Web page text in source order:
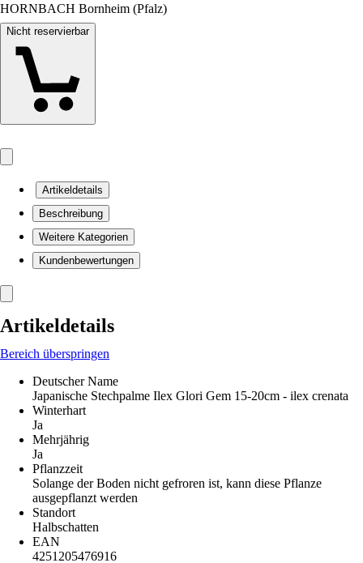
HORNBACH Bornheim (Pfalz)
Nicht reservierbar
Artikeldetails
Beschreibung
Weitere Kategorien
Kundenbewertungen
Artikeldetails
Bereich überspringen
Deutscher Name
Japanische Stechpalme Ilex Glori Gem 15-20cm - ilex crenata
Winterhart
Ja
Mehrjährig
Ja
Pflanzzeit
Solange der Boden nicht gefroren ist, kann diese Pflanze
ausgepflanzt werden
Standort
Halbschatten
EAN
4251205476916